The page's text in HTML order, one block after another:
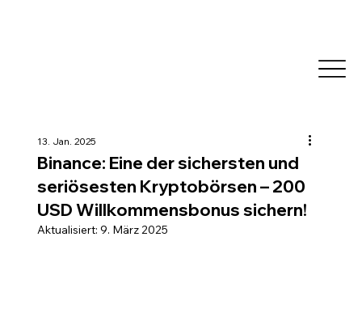
Binance: Eine der sichersten und
seriösesten Kryptobörsen – 200
USD Willkommensbonus sichern!
13. Jan. 2025
Aktualisiert: 9. März 2025